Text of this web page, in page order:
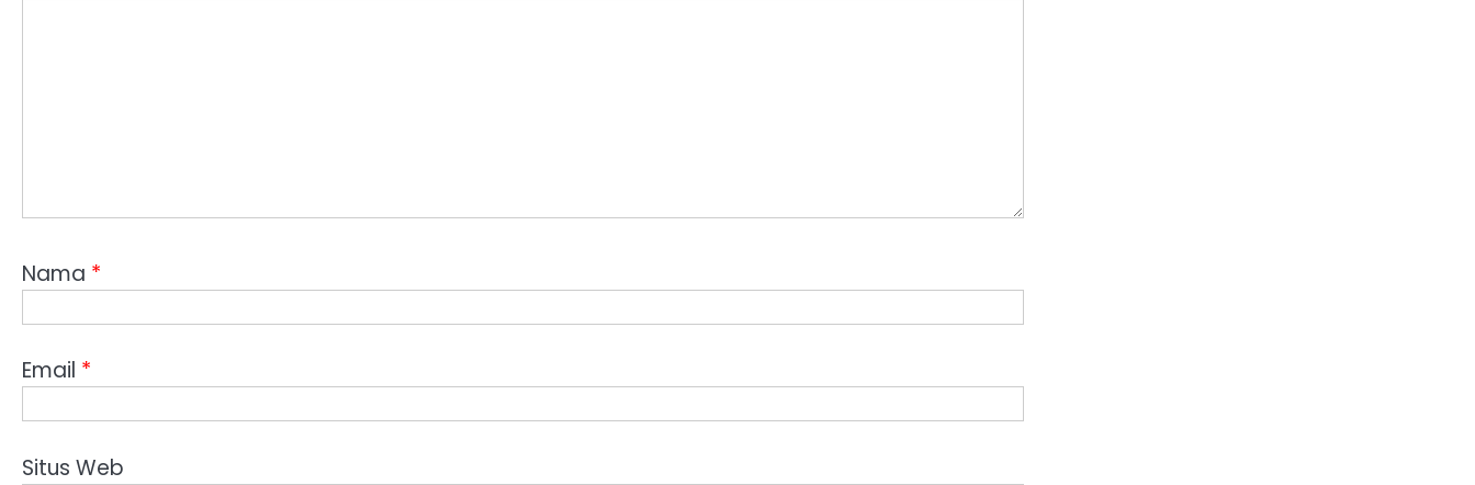
Nama *
Email *
Situs Web